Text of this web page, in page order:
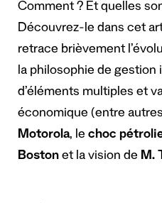
Comment ? Et quelles
Découvrez-le dans cet
retrace brièvement
la philosophie de gestion
d’éléments multiples et
économique (entre
Motorola, le choc
Boston et la vision de M.